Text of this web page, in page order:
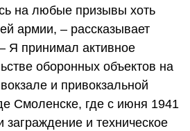
на любые призывы хоть
армии, – рассказывает
Я принимал активное
оборонных объектов на
и привокзальной
Смоленске, где с июня 1941
заграждение и техническое